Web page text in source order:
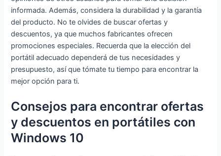
informada. Además, considera la durabilidad y la garantía
del producto. No te olvides de buscar ofertas y
descuentos, ya que muchos fabricantes ofrecen
promociones especiales. Recuerda que la elección del
portátil adecuado dependerá de tus necesidades y
presupuesto, así que tómate tu tiempo para encontrar la
mejor opción para ti.
Consejos para encontrar ofertas
y descuentos en portátiles con
Windows 10